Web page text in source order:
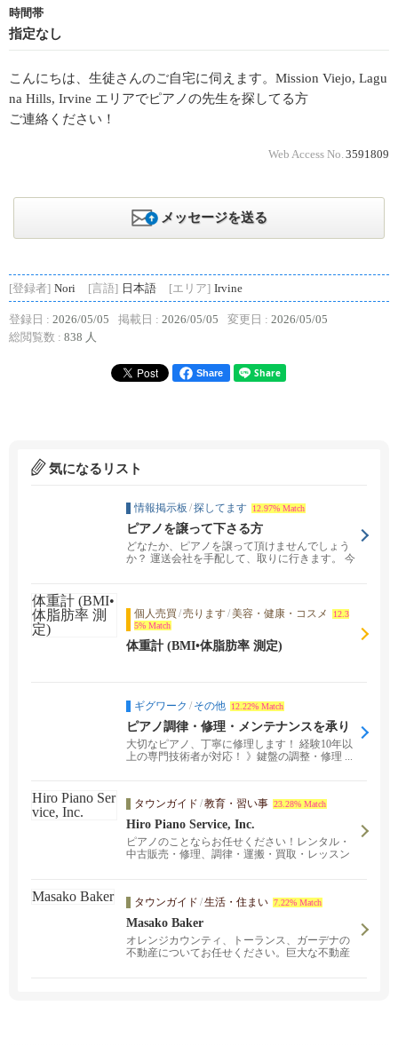
時間帯
指定なし
こんにちは、生徒さんのご自宅に伺えます。Mission Viejo, Lagu
na Hills, Irvine エリアでピアノの先生を探してる方
ご連絡ください！
Web Access No. 3591809
メッセージを送る
[登録者] Nori [言語] 日本語 [エリア] Irvine
登録日 : 2026/05/05 掲載日 : 2026/05/05 変更日 : 2026/05/05
総閲覧数 : 838 人
Share
気になるリスト
情報掲示板 /探してます 12.97% Match
ピアノを譲って下さる方
どなたか、ピアノを譲って頂けませんでしょう
か？ 運送会社を手配して、取りに行きます。 今
個人売買 /売ります/美容・健康・コスメ
12.3
5% Match
体重計 (BMI•体脂肪率 測定)
ギグワーク / その他 12.22% Match
ピアノ調律・修理・メンテナンスを承り
ます
大切なピアノ、丁寧に修理します！ 経験10年以
上の専門技術者が対応！ 》鍵盤の調整・修理 ...
タウンガイド /教育・習い事 23.28% Match
Hiro Piano Service, Inc.
ピアノのことならお任せください！レンタル・
中古販売・修理、調律・運搬・買取・レッスン
は、弊社で買取も致します。お取り扱いブラン
ド：YAMAHA・KAWAI・STEINWAY&SONS。
ファウンテンバレーで ピアノレッスンも開催
中。初級から上級まで全ての年齢の方にお教え
致します。
タウンガイド /生活・住まい 7.22% Match
Masako Baker
オレンジカウンティ、トーランス、ガーデナの
不動産についてお任せください。巨大な不動産